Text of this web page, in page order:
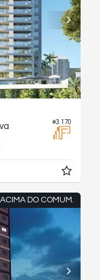
#3.170
DO COMUM.